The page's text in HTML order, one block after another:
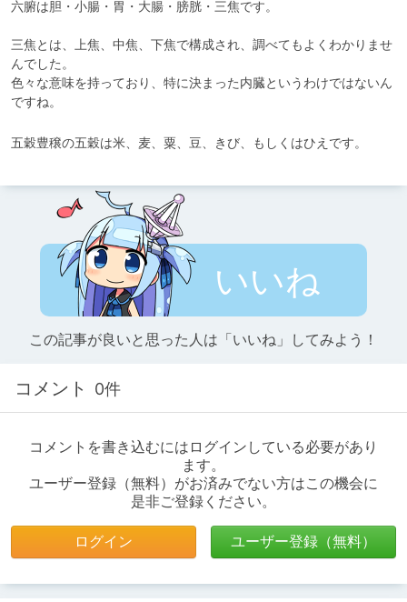
六腑は胆・小腸・胃・大腸・膀胱・三焦です。
三焦とは、上焦、中焦、下焦で構成され、調べてもよくわかりませ
んでした。
色々な意味を持っており、特に決まった内臓というわけではないん
ですね。
五穀豊穣の五穀は米、麦、粟、豆、きび、もしくはひえです。
いいね
この記事が良いと思った人は「いいね」してみよう！
コメント 0件
コメントを書き込むにはログインしている必要があり
ます。
ユーザー登録（無料）がお済みでない方はこの機会に
是非ご登録ください。
ログイン ユーザー登録（無料）